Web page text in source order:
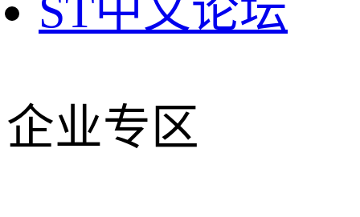
ST中文论坛
企业专区